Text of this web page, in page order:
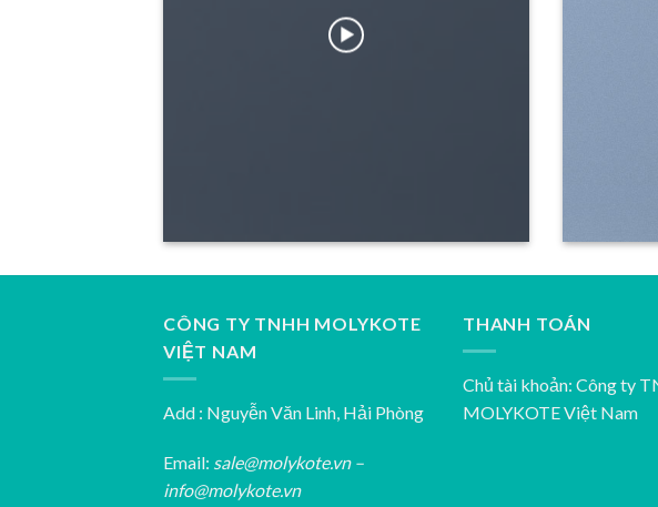
CÔNG TY TNHH MOLYKOTE
VIỆT NAM
Add : Nguyễn Văn Linh, Hải Phòng
Email: sale@molykote.vn –
info@molykote.vn
THANH TOÁN
Chủ tài khoản: Công ty
MOLYKOTE Việt Nam